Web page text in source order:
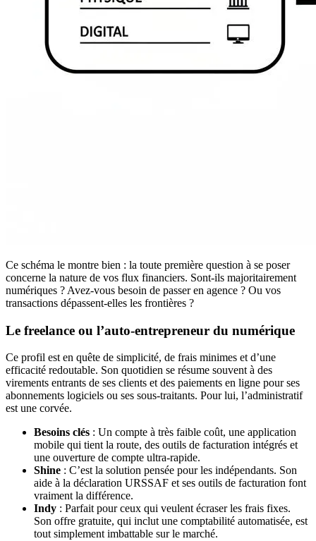
Ce schéma le montre bien : la toute première question à se poser
concerne la nature de vos flux financiers. Sont-ils majoritairement
numériques ? Avez-vous besoin de passer en agence ? Ou vos
transactions dépassent-elles les frontières ?
Le freelance ou l’auto-entrepreneur du numérique
Ce profil est en quête de simplicité, de frais minimes et d’une
efficacité redoutable. Son quotidien se résume souvent à des
virements entrants de ses clients et des paiements en ligne pour ses
abonnements logiciels ou ses sous-traitants. Pour lui, l’administratif
est une corvée.
Besoins clés : Un compte à très faible coût, une application
mobile qui tient la route, des outils de facturation intégrés et
une ouverture de compte ultra-rapide.
Shine : C’est la solution pensée pour les indépendants. Son
aide à la déclaration URSSAF et ses outils de facturation font
vraiment la différence.
Indy : Parfait pour ceux qui veulent écraser les frais fixes.
Son offre gratuite, qui inclut une comptabilité automatisée, est
tout simplement imbattable sur le marché.